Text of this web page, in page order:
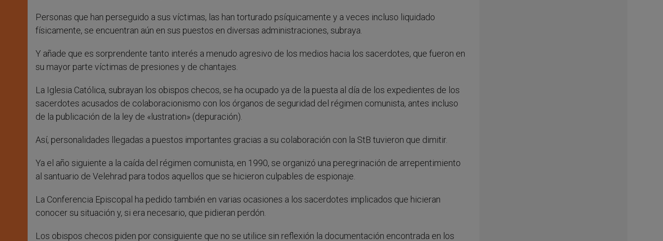
Personas que han perseguido a sus víctimas, las han torturado psíquicamente y a veces incluso liquidado
físicamente, se encuentran aún en sus puestos en diversas administraciones, subraya.
Y añade que es sorprendente tanto interés a menudo agresivo de los medios hacia los sacerdotes, que fueron en
su mayor parte víctimas de presiones y de chantajes.
La Iglesia Católica, subrayan los obispos checos, se ha ocupado ya de la puesta al día de los expedientes de los
sacerdotes acusados de colaboracionismo con los órganos de seguridad del régimen comunista, antes incluso
de la publicación de la ley de «lustration» (depuración).
Así, personalidades llegadas a puestos importantes gracias a su colaboración con la StB tuvieron que dimitir.
Ya el año siguiente a la caída del régimen comunista, en 1990, se organizó una peregrinación de arrepentimiento
al santuario de Velehrad para todos aquellos que se hicieron culpables de espionaje.
La Conferencia Episcopal ha pedido también en varias ocasiones a los sacerdotes implicados que hicieran
conocer su situación y, si era necesario, que pidieran perdón.
Los obispos checos piden por consiguiente que no se utilice sin reflexión la documentación encontrada en los